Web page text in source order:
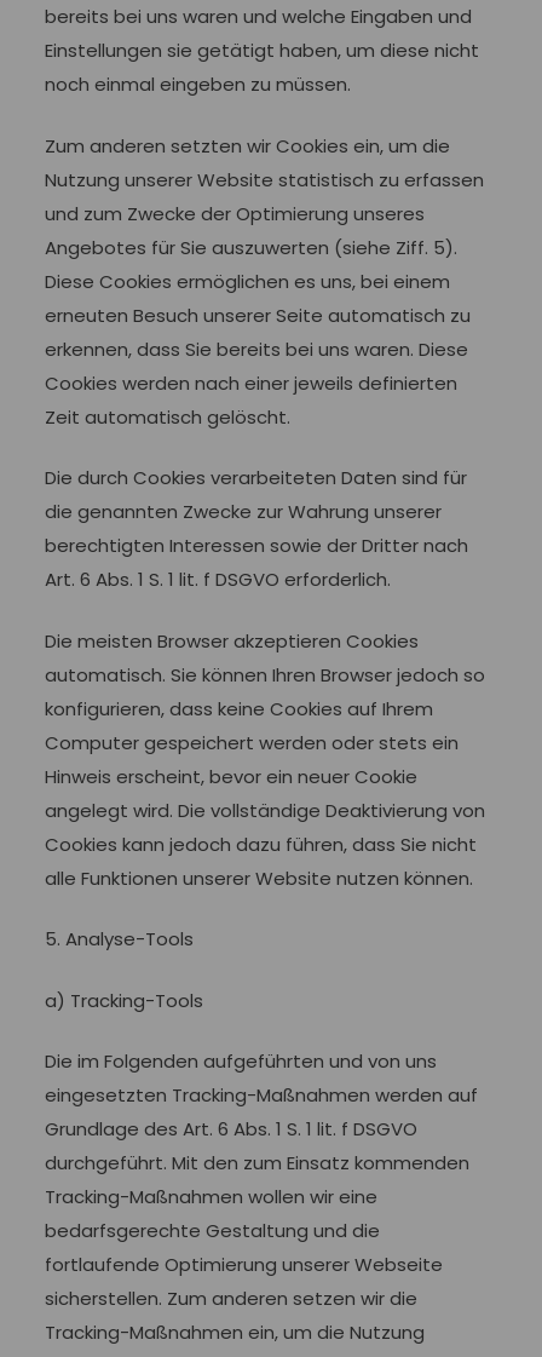
bereits bei uns waren und welche Eingaben und
Einstellungen sie getätigt haben, um diese nicht
noch einmal eingeben zu müssen.
Zum anderen setzten wir Cookies ein, um die
Nutzung unserer Website statistisch zu erfassen
und zum Zwecke der Optimierung unseres
Angebotes für Sie auszuwerten (siehe Ziff. 5).
Diese Cookies ermöglichen es uns, bei einem
erneuten Besuch unserer Seite automatisch zu
erkennen, dass Sie bereits bei uns waren. Diese
Cookies werden nach einer jeweils definierten
Zeit automatisch gelöscht.
Die durch Cookies verarbeiteten Daten sind für
die genannten Zwecke zur Wahrung unserer
berechtigten Interessen sowie der Dritter nach
Art. 6 Abs. 1 S. 1 lit. f DSGVO erforderlich.
Die meisten Browser akzeptieren Cookies
automatisch. Sie können Ihren Browser jedoch so
konfigurieren, dass keine Cookies auf Ihrem
Computer gespeichert werden oder stets ein
Hinweis erscheint, bevor ein neuer Cookie
angelegt wird. Die vollständige Deaktivierung von
Cookies kann jedoch dazu führen, dass Sie nicht
alle Funktionen unserer Website nutzen können.
5. Analyse-Tools
a) Tracking-Tools
Die im Folgenden aufgeführten und von uns
eingesetzten Tracking-Maßnahmen werden auf
Grundlage des Art. 6 Abs. 1 S. 1 lit. f DSGVO
durchgeführt. Mit den zum Einsatz kommenden
Tracking-Maßnahmen wollen wir eine
bedarfsgerechte Gestaltung und die
fortlaufende Optimierung unserer Webseite
sicherstellen. Zum anderen setzen wir die
Tracking-Maßnahmen ein, um die Nutzung